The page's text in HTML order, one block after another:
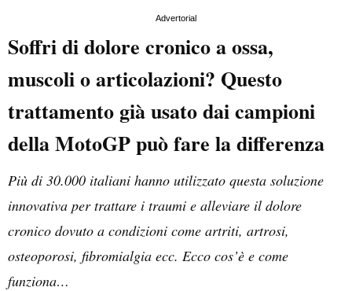
Advertorial
Soffri di dolore cronico a ossa,
muscoli o articolazioni? Questo
trattamento già usato dai campioni
della MotoGP può fare la differenza
Più di 30.000 italiani hanno utilizzato questa soluzione
innovativa per trattare i traumi e alleviare il dolore
cronico dovuto a condizioni come artriti, artrosi,
osteoporosi, fibromialgia ecc. Ecco cos’è e come
funziona…